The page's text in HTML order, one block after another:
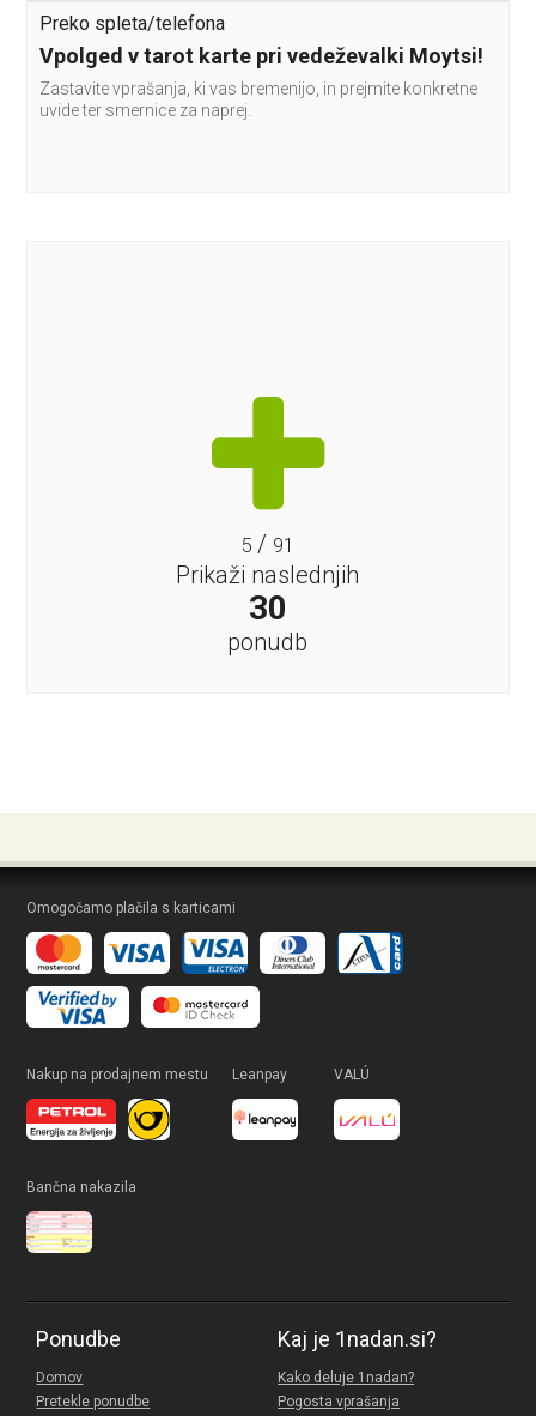
Preko spleta/telefona
Vpolged v tarot karte pri vedeževalki Moytsi!
Zastavite vprašanja, ki vas bremenijo, in prejmite konkretne
uvide ter smernice za naprej.
5 / 91
Prikaži naslednjih
30
ponudb
Omogočamo plačila s karticami
Nakup na prodajnem mestu Leanpay VALÚ
Bančna nakazila
Ponudbe
Domov
Pretekle ponudbe
Kaj je 1nadan.si?
Kako deluje 1nadan?
Pogosta vprašanja